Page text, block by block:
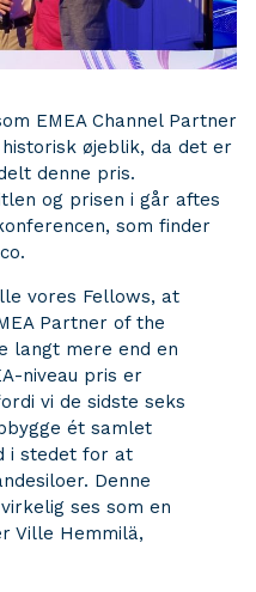
EMEA Channel Partner
øjeblik, da det er
denne pris.
og prisen i går aftes
som finder
vores Fellows, at
Partner of the
langt mere end en
niveau pris er
vi de sidste seks
ét samlet
i stedet for at
Denne
ses som en
Ville Hemmilä,